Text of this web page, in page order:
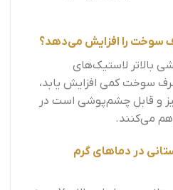
سوخت را افزایش می‌دهد؟
بالاتر لاستیک‌های
سوخت کمی افزایش یابد،
و قابل چشم‌پوشی است در
می‌کنند.
در دماهای گرم